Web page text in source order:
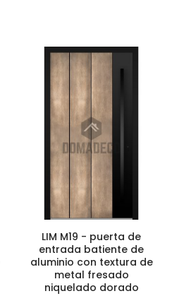
LIM M19 - puerta de
entrada batiente de
aluminio con textura de
metal fresado
niquelado dorado